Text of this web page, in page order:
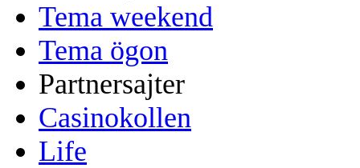
Tema weekend
Tema ögon
Partnersajter
Casinokollen
Life